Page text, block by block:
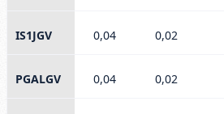
IS1JGV 0,04 0,02
PGALGV 0,04 0,02